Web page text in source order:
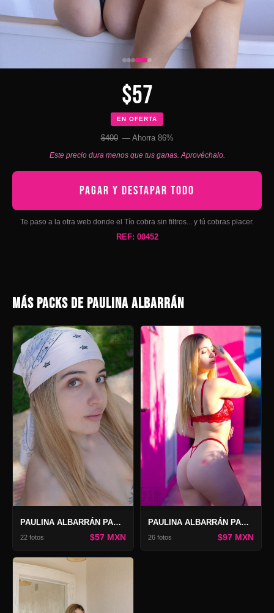
$57
EN OFERTA
$400 — Ahorra 86%
Este precio dura menos que tus ganas. Aprovéchalo.
PAGAR Y DESTAPAR TODO
Te paso a la otra web donde el Tío cobra sin filtros... y tú cobras placer.
REF: 00452
MÁS PACKS DE PAULINA ALBARRÁN
PAULINA ALBARRÁN PACK GOODBYE
22 fotos $57 MXN
PAULINA ALBARRÁN PACK COLORS
26 fotos $97 MXN